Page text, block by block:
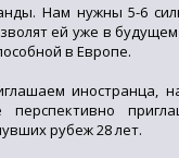
Нам нужны 5-6
ей уже в будущем
в Европе.
иностранца,
перспективно
рубеж 28 лет.